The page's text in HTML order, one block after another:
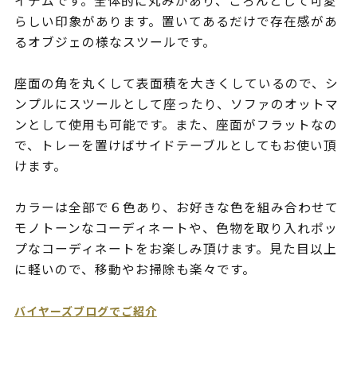
らしい印象があります。置いてあるだけで存在感があ
るオブジェの様なスツールです。
座面の角を丸くして表面積を大きくしているので、シ
ンプルにスツールとして座ったり、ソファのオットマ
ンとして使用も可能です。また、座面がフラットなの
で、トレーを置けばサイドテーブルとしてもお使い頂
けます。
カラーは全部で６色あり、お好きな色を組み合わせて
モノトーンなコーディネートや、色物を取り入れポッ
プなコーディネートをお楽しみ頂けます。見た目以上
に軽いので、移動やお掃除も楽々です。
バイヤーズブログでご紹介